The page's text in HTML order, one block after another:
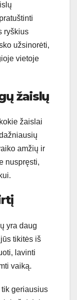
ryškius
užsinorėti,
vietoje
žaislų
žaislai
amžių ir
nuspręsti,
yra daug
tikitės iš
lavinti
vaiką.
geriausius